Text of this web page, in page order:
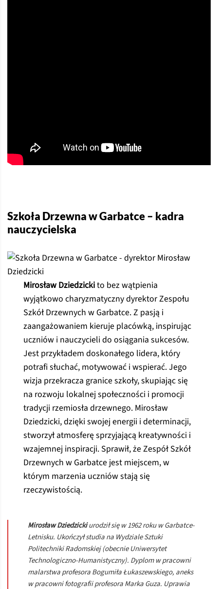
Szkoła Drzewna w Garbatce – kadra
nauczycielska
Mirosław Dziedzickito bez wątpienia
wyjątkowo charyzmatyczny dyrektor Zespołu
Szkół Drzewnych w Garbatce. Z pasją i
zaangażowaniem kieruje placówką, inspirując
uczniów i nauczycieli do osiągania sukcesów.
Jest przykładem doskonałego lidera, który
potrafi słuchać, motywować i wspierać. Jego
wizja przekracza granice szkoły, skupiając się
na rozwoju lokalnej społeczności i promocji
tradycji rzemiosła drzewnego. Mirosław
Dziedzicki, dzięki swojej energii i determinacji,
stworzył atmosferę sprzyjającą kreatywności i
wzajemnej inspiracji. Sprawił, że Zespół Szkół
Drzewnych w Garbatce jest miejscem, w
którym marzenia uczniów stają się
rzeczywistością.
Mirosław Dziedzickiurodził się w 1962 roku w Garbatce-
Letnisku. Ukończył studia na Wydziale Sztuki
Politechniki Radomskiej (obecnie Uniwersytet
Technologiczno-Humanistyczny). Dyplom w pracowni
malarstwa profesora Bogumiła Łukaszewskiego, aneks
w pracowni fotografii profesora Marka Guza. Uprawia